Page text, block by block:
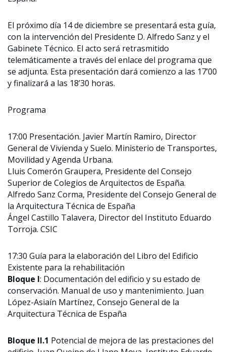
El próximo día 14 de diciembre se presentará esta guía,
con la intervención del Presidente D. Alfredo Sanz y el
Gabinete Técnico. El acto será retrasmitido
telemáticamente a través del enlace del programa que
se adjunta. Esta presentación dará comienzo a las 17’00
y finalizará a las 18’30 horas.
Programa
17:00 Presentación. Javier Martín Ramiro, Director
General de Vivienda y Suelo. Ministerio de Transportes,
Movilidad y Agenda Urbana.
Lluis Comerón Graupera, Presidente del Consejo
Superior de Colegios de Arquitectos de España.
Alfredo Sanz Corma, Presidente del Consejo General de
la Arquitectura Técnica de España
Ángel Castillo Talavera, Director del Instituto Eduardo
Torroja. CSIC
17:30 Guía para la elaboración del Libro del Edificio
Existente para la rehabilitación
Bloque I: Documentación del edificio y su estado de
conservación. Manual de uso y mantenimiento. Juan
López-Asiaín Martínez, Consejo General de la
Arquitectura Técnica de España
Bloque II.1 Potencial de mejora de las prestaciones del